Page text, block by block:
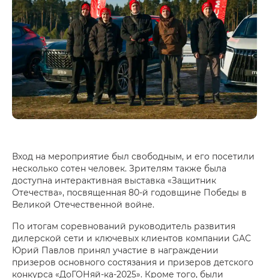
Вход на мероприятие был свободным, и его посетили
несколько сотен человек. Зрителям также была
доступна интерактивная выставка «Защитник
Отечества», посвященная 80-й годовщине Победы в
Великой Отечественной войне.
По итогам соревнований руководитель развития
дилерской сети и ключевых клиентов компании GAC
Юрий Павлов принял участие в награждении
призеров основного состязания и призеров детского
конкурса «ДоГОНяй-ка-2025». Кроме того, были